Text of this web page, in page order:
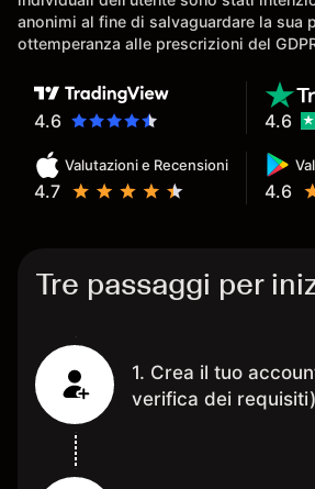
anonimi al fine di salvaguardare la sua
ottemperanza alle prescrizioni del
4.6
Valutazioni e Recensioni
4.7 4.6
4.6
Tre passaggi per
1. Crea il tuo
verifica dei requisiti)